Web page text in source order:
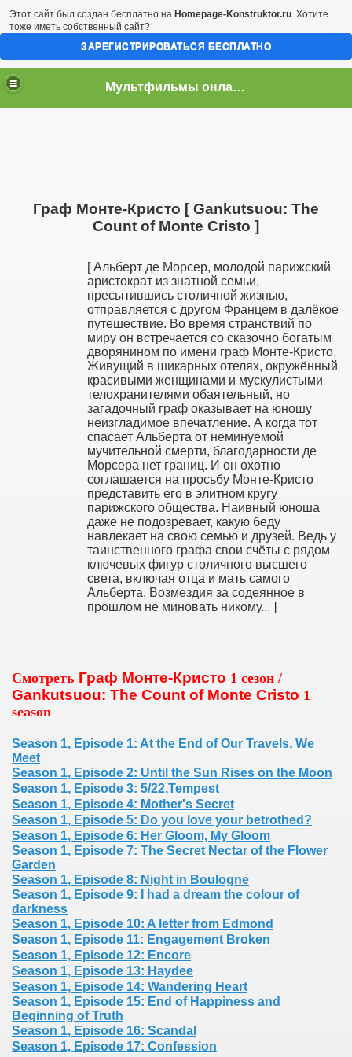
Мультфильмы онлайн скачать бесплатно
Граф Монте-Кристо [ Gankutsuou: The
Count of Monte Cristo ]
[ Альберт де Морсер, молодой парижский
аристократ из знатной семьи,
пресытившись столичной жизнью,
отправляется с другом Францем в далёкое
путешествие. Во время странствий по
миру он встречается со сказочно богатым
дворянином по имени граф Монте-Кристо.
Живущий в шикарных отелях, окружённый
красивыми женщинами и мускулистыми
телохранителями обаятельный, но
загадочный граф оказывает на юношу
неизгладимое впечатление. А когда тот
спасает Альберта от неминуемой
мучительной смерти, благодарности де
Морсера нет границ. И он охотно
соглашается на просьбу Монте-Кристо
представить его в элитном кругу
парижского общества. Наивный юноша
даже не подозревает, какую беду
навлекает на свою семью и друзей. Ведь у
таинственного графа свои счёты с рядом
ключевых фигур столичного высшего
света, включая отца и мать самого
Альберта. Возмездия за содеянное в
прошлом не миновать никому... ]
Смотреть Граф Монте-Кристо 1 сезон /
Gankutsuou: The Count of Monte Cristo 1
season
Season 1, Episode 1: At the End of Our Travels, We
Meet
Season 1, Episode 2: Until the Sun Rises on the Moon
Season 1, Episode 3: 5/22,Tempest
Season 1, Episode 4: Mother's Secret
Season 1, Episode 5: Do you love your betrothed?
Season 1, Episode 6: Her Gloom, My Gloom
Season 1, Episode 7: The Secret Nectar of the Flower
Garden
Season 1, Episode 8: Night in Boulogne
Season 1, Episode 9: I had a dream the colour of
darkness
Season 1, Episode 10: A letter from Edmond
Season 1, Episode 11: Engagement Broken
Season 1, Episode 12: Encore
Season 1, Episode 13: Haydee
Season 1, Episode 14: Wandering Heart
Season 1, Episode 15: End of Happiness and
Beginning of Truth
Season 1, Episode 16: Scandal
Season 1, Episode 17: Confession
Этот сайт был создан бесплатно на Homepage-Konstruktor.ru. Хотите
тоже иметь собственный сайт?
ЗАРЕГИСТРИРОВАТЬСЯ БЕСПЛАТНО